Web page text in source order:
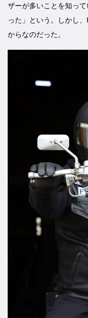
ザーが多いことを知っ
った」という。しかし
からなのだった。